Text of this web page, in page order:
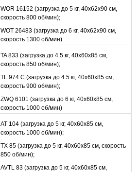
WOR 16152 (загрузка до 5 кг, 40х62х90 см,
скорость 800 об/мин);
WOT 26483 (загрузка до 6 кг, 40х62х90 см,
скорость 1300 об/мин)
TA 833 (загрузка до 4.5 кг, 40х60х85 см,
скорость 850 об/мин);
TL 974 C (загрузка до 4.5 кг, 40х60х85 см,
скорость 900 об/мин);
ZWQ 6101 (загрузка до 6 кг, 40х60х85 см,
скорость 1000 об/мин)
AT 104 (загрузка до 5 кг, 40х60х85 см,
скорость 1000 об/мин);
TX 85 (загрузка до 5 кг, 40х60х85 см, скорость
850 об/мин);
AVTL 83 (загрузка до 5 кг, 40х60х85 см,